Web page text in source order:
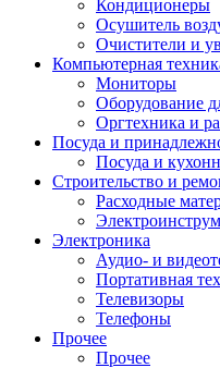
Кондиционеры
Осушитель
Очистители и
Компьютерная
Мониторы
Оборудование
Оргтехника и
Посуда и
Посуда и
Строительство и
Расходные
Электроника
Аудио- и
Портативная
Телевизоры
Телефоны
Прочее
Прочее